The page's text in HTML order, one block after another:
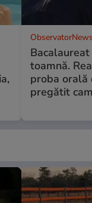
toamnă.
proba orală
pregătit